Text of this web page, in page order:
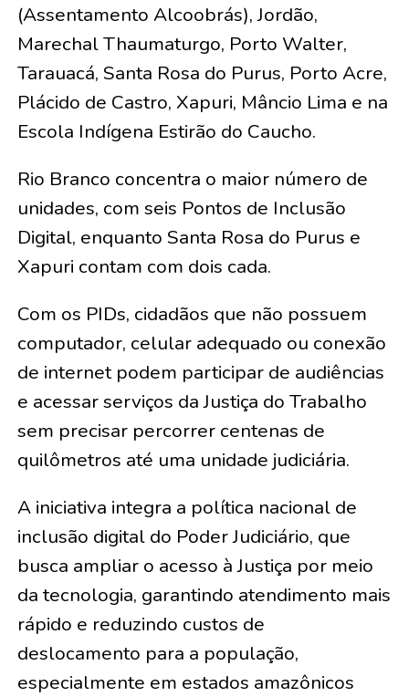
(Assentamento Alcoobrás), Jordão,
Marechal Thaumaturgo, Porto Walter,
Tarauacá, Santa Rosa do Purus, Porto Acre,
Plácido de Castro, Xapuri, Mâncio Lima e na
Escola Indígena Estirão do Caucho.
Rio Branco concentra o maior número de
unidades, com seis Pontos de Inclusão
Digital, enquanto Santa Rosa do Purus e
Xapuri contam com dois cada.
Com os PIDs, cidadãos que não possuem
computador, celular adequado ou conexão
de internet podem participar de audiências
e acessar serviços da Justiça do Trabalho
sem precisar percorrer centenas de
quilômetros até uma unidade judiciária.
A iniciativa integra a política nacional de
inclusão digital do Poder Judiciário, que
busca ampliar o acesso à Justiça por meio
da tecnologia, garantindo atendimento mais
rápido e reduzindo custos de
deslocamento para a população,
especialmente em estados amazônicos